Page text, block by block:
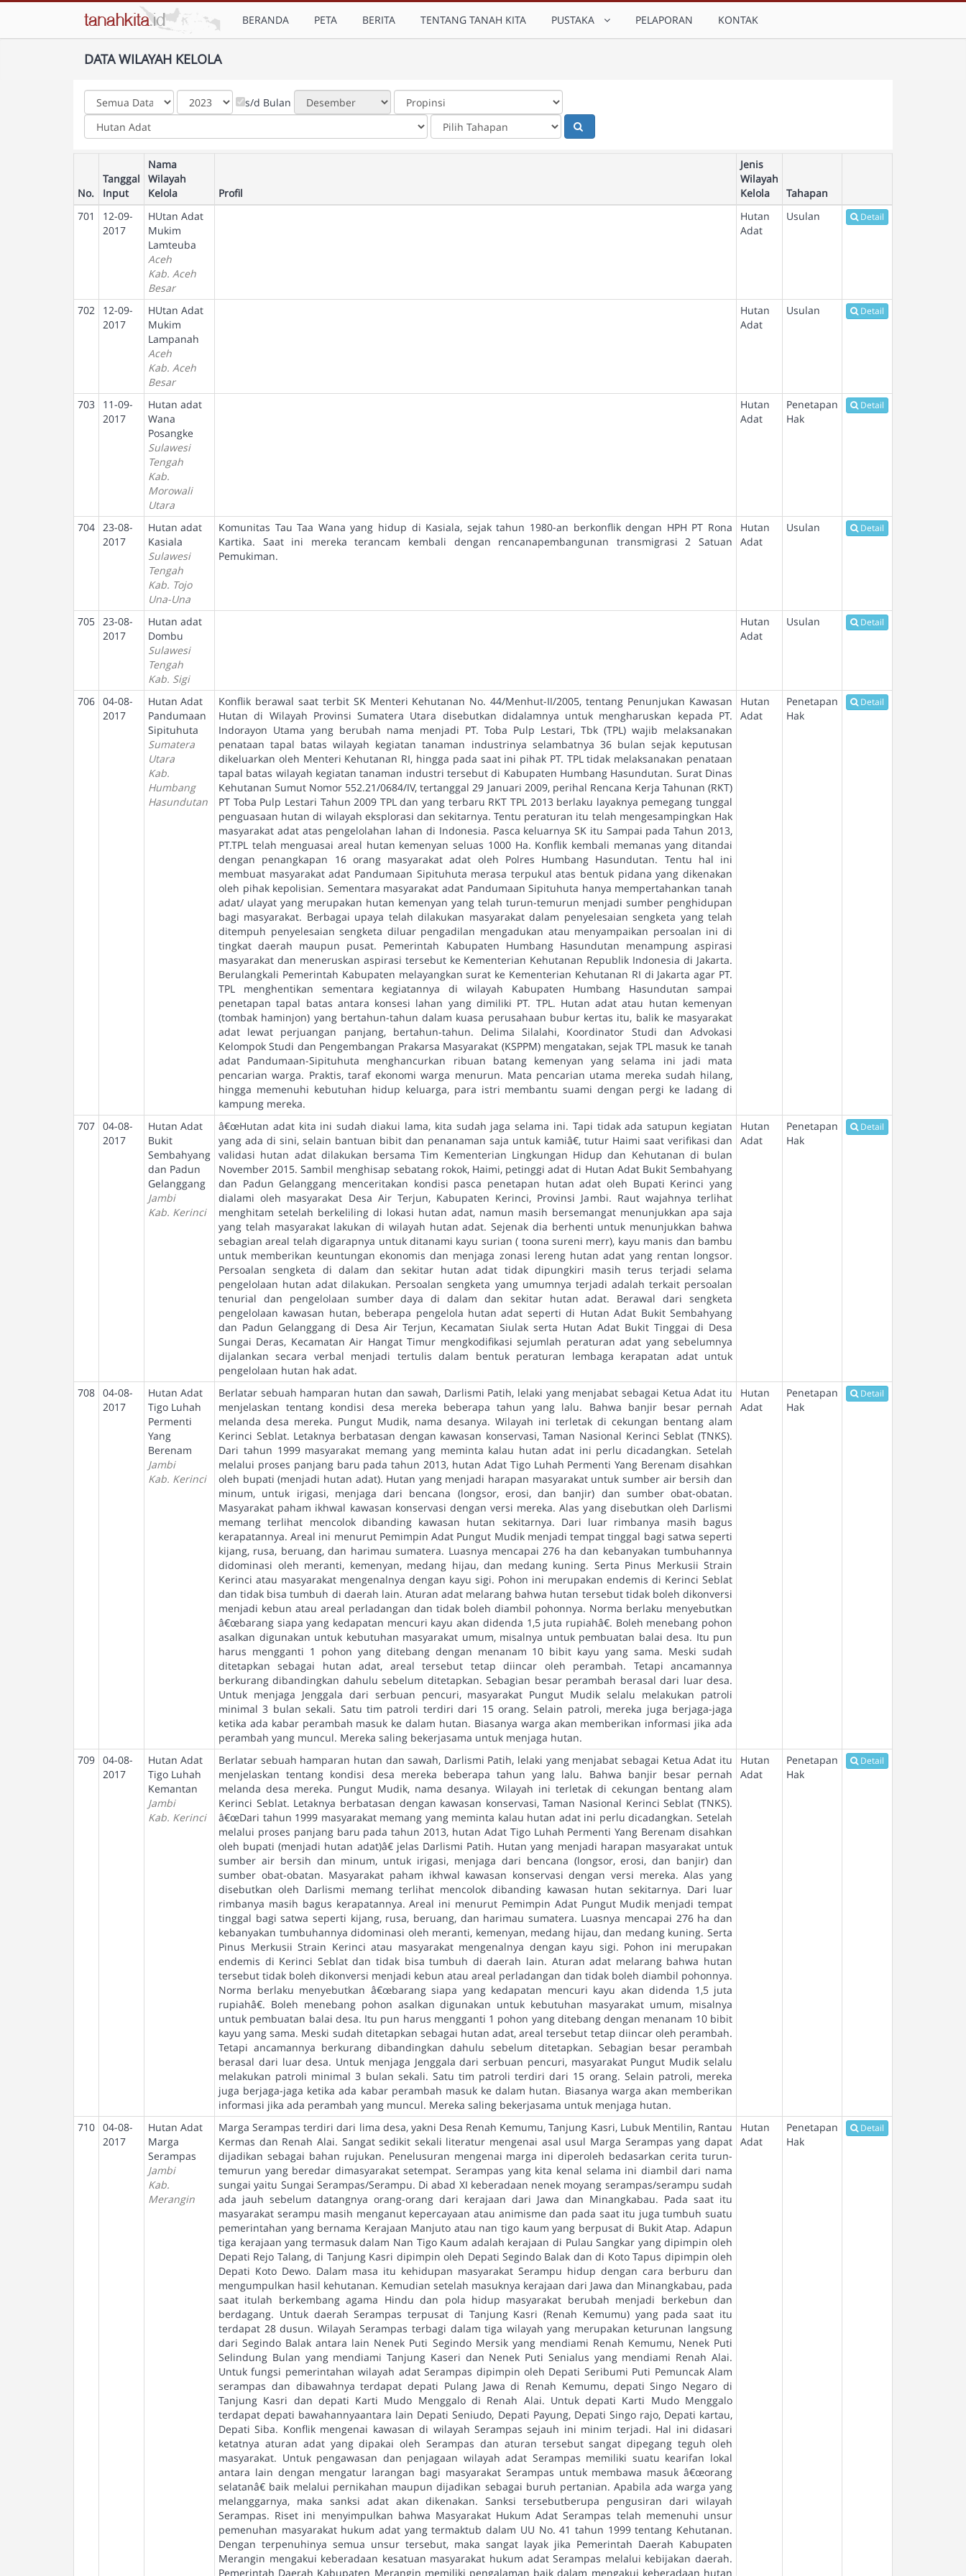
BERANDA PETA BERITA TENTANG TANAH KITA PUSTAKA PELAPORAN KONTAK
DATA WILAYAH KELOLA
s/d Bulan
No.
Tanggal
Input
Nama
Wilayah
Kelola
Profil
Jenis
Wilayah
Kelola
Tahapan
701
12-09-
2017
HUtan Adat
Mukim
Lamteuba
Aceh
Kab. Aceh
Besar
Hutan
Adat
Usulan Detail
702
12-09-
2017
HUtan Adat
Mukim
Lampanah
Aceh
Kab. Aceh
Besar
Hutan
Adat
Usulan Detail
703
11-09-
2017
Hutan adat
Wana
Posangke
Sulawesi
Tengah
Kab.
Morowali
Utara
Hutan
Adat
Penetapan
Hak
Detail
704 23-08-
2017
Hutan adat
Kasiala
Sulawesi
Tengah
Kab. Tojo
Una-Una
Komunitas Tau Taa Wana yang hidup di Kasiala, sejak tahun 1980-an berkonflik dengan HPH PT Rona
Kartika. Saat ini mereka terancam kembali dengan rencanapembangunan transmigrasi 2 Satuan
Pemukiman.
Hutan
Adat
Usulan Detail
705 23-08-
2017
Hutan adat
Dombu
Sulawesi
Tengah
Kab. Sigi
Hutan
Adat
Usulan Detail
706 04-08-
2017
Hutan Adat
Pandumaan
Sipituhuta
Sumatera
Utara
Kab.
Humbang
Hasundutan
Konflik berawal saat terbit SK Menteri Kehutanan No. 44/Menhut-II/2005, tentang Penunjukan Kawasan
Hutan di Wilayah Provinsi Sumatera Utara disebutkan didalamnya untuk mengharuskan kepada PT.
Indorayon Utama yang berubah nama menjadi PT. Toba Pulp Lestari, Tbk (TPL) wajib melaksanakan
penataan tapal batas wilayah kegiatan tanaman industrinya selambatnya 36 bulan sejak keputusan
dikeluarkan oleh Menteri Kehutanan RI, hingga pada saat ini pihak PT. TPL tidak melaksanakan penataan
tapal batas wilayah kegiatan tanaman industri tersebut di Kabupaten Humbang Hasundutan. Surat Dinas
Kehutanan Sumut Nomor 552.21/0684/IV, tertanggal 29 Januari 2009, perihal Rencana Kerja Tahunan (RKT)
PT Toba Pulp Lestari Tahun 2009 TPL dan yang terbaru RKT TPL 2013 berlaku layaknya pemegang tunggal
penguasaan hutan di wilayah eksplorasi dan sekitarnya. Tentu peraturan itu telah mengesampingkan Hak
masyarakat adat atas pengelolahan lahan di Indonesia. Pasca keluarnya SK itu Sampai pada Tahun 2013,
PT.TPL telah menguasai areal hutan kemenyan seluas 1000 Ha. Konflik kembali memanas yang ditandai
dengan penangkapan 16 orang masyarakat adat oleh Polres Humbang Hasundutan. Tentu hal ini
membuat masyarakat adat Pandumaan Sipituhuta merasa terpukul atas bentuk pidana yang dikenakan
oleh pihak kepolisian. Sementara masyarakat adat Pandumaan Sipituhuta hanya mempertahankan tanah
adat/ ulayat yang merupakan hutan kemenyan yang telah turun-temurun menjadi sumber penghidupan
bagi masyarakat. Berbagai upaya telah dilakukan masyarakat dalam penyelesaian sengketa yang telah
ditempuh penyelesaian sengketa diluar pengadilan mengadukan atau menyampaikan persoalan ini di
tingkat daerah maupun pusat. Pemerintah Kabupaten Humbang Hasundutan menampung aspirasi
masyarakat dan meneruskan aspirasi tersebut ke Kementerian Kehutanan Republik Indonesia di Jakarta.
Berulangkali Pemerintah Kabupaten melayangkan surat ke Kementerian Kehutanan RI di Jakarta agar PT.
TPL menghentikan sementara kegiatannya di wilayah Kabupaten Humbang Hasundutan sampai
penetapan tapal batas antara konsesi lahan yang dimiliki PT. TPL. Hutan adat atau hutan kemenyan
(tombak haminjon) yang bertahun-tahun dalam kuasa perusahaan bubur kertas itu, balik ke masyarakat
adat lewat perjuangan panjang, bertahun-tahun. Delima Silalahi, Koordinator Studi dan Advokasi
Kelompok Studi dan Pengembangan Prakarsa Masyarakat (KSPPM) mengatakan, sejak TPL masuk ke tanah
adat Pandumaan-Sipituhuta menghancurkan ribuan batang kemenyan yang selama ini jadi mata
pencarian warga. Praktis, taraf ekonomi warga menurun. Mata pencarian utama mereka sudah hilang,
hingga memenuhi kebutuhan hidup keluarga, para istri membantu suami dengan pergi ke ladang di
kampung mereka.
Hutan
Adat
Penetapan
Hak
Detail
707 04-08-
2017
Hutan Adat
Bukit
Sembahyang
dan Padun
Gelanggang
Jambi
Kab. Kerinci
â€œHutan adat kita ini sudah diakui lama, kita sudah jaga selama ini. Tapi tidak ada satupun kegiatan
yang ada di sini, selain bantuan bibit dan penanaman saja untuk kamiâ€, tutur Haimi saat verifikasi dan
validasi hutan adat dilakukan bersama Tim Kementerian Lingkungan Hidup dan Kehutanan di bulan
November 2015. Sambil menghisap sebatang rokok, Haimi, petinggi adat di Hutan Adat Bukit Sembahyang
dan Padun Gelanggang menceritakan kondisi pasca penetapan hutan adat oleh Bupati Kerinci yang
dialami oleh masyarakat Desa Air Terjun, Kabupaten Kerinci, Provinsi Jambi. Raut wajahnya terlihat
menghitam setelah berkeliling di lokasi hutan adat, namun masih bersemangat menunjukkan apa saja
yang telah masyarakat lakukan di wilayah hutan adat. Sejenak dia berhenti untuk menunjukkan bahwa
sebagian areal telah digarapnya untuk ditanami kayu surian ( toona sureni merr), kayu manis dan bambu
untuk memberikan keuntungan ekonomis dan menjaga zonasi lereng hutan adat yang rentan longsor.
Persoalan sengketa di dalam dan sekitar hutan adat tidak dipungkiri masih terus terjadi selama
pengelolaan hutan adat dilakukan. Persoalan sengketa yang umumnya terjadi adalah terkait persoalan
tenurial dan pengelolaan sumber daya di dalam dan sekitar hutan adat. Berawal dari sengketa
pengelolaan kawasan hutan, beberapa pengelola hutan adat seperti di Hutan Adat Bukit Sembahyang
dan Padun Gelanggang di Desa Air Terjun, Kecamatan Siulak serta Hutan Adat Bukit Tinggai di Desa
Sungai Deras, Kecamatan Air Hangat Timur mengkodifikasi sejumlah peraturan adat yang sebelumnya
dijalankan secara verbal menjadi tertulis dalam bentuk peraturan lembaga kerapatan adat untuk
pengelolaan hutan hak adat.
Hutan
Adat
Penetapan
Hak
Detail
708 04-08-
2017
Hutan Adat
Tigo Luhah
Permenti
Yang
Berenam
Jambi
Kab. Kerinci
Berlatar sebuah hamparan hutan dan sawah, Darlismi Patih, lelaki yang menjabat sebagai Ketua Adat itu
menjelaskan tentang kondisi desa mereka beberapa tahun yang lalu. Bahwa banjir besar pernah
melanda desa mereka. Pungut Mudik, nama desanya. Wilayah ini terletak di cekungan bentang alam
Kerinci Seblat. Letaknya berbatasan dengan kawasan konservasi, Taman Nasional Kerinci Seblat (TNKS).
Dari tahun 1999 masyarakat memang yang meminta kalau hutan adat ini perlu dicadangkan. Setelah
melalui proses panjang baru pada tahun 2013, hutan Adat Tigo Luhah Permenti Yang Berenam disahkan
oleh bupati (menjadi hutan adat). Hutan yang menjadi harapan masyarakat untuk sumber air bersih dan
minum, untuk irigasi, menjaga dari bencana (longsor, erosi, dan banjir) dan sumber obat-obatan.
Masyarakat paham ikhwal kawasan konservasi dengan versi mereka. Alas yang disebutkan oleh Darlismi
memang terlihat mencolok dibanding kawasan hutan sekitarnya. Dari luar rimbanya masih bagus
kerapatannya. Areal ini menurut Pemimpin Adat Pungut Mudik menjadi tempat tinggal bagi satwa seperti
kijang, rusa, beruang, dan harimau sumatera. Luasnya mencapai 276 ha dan kebanyakan tumbuhannya
didominasi oleh meranti, kemenyan, medang hijau, dan medang kuning. Serta Pinus Merkusii Strain
Kerinci atau masyarakat mengenalnya dengan kayu sigi. Pohon ini merupakan endemis di Kerinci Seblat
dan tidak bisa tumbuh di daerah lain. Aturan adat melarang bahwa hutan tersebut tidak boleh dikonversi
menjadi kebun atau areal perladangan dan tidak boleh diambil pohonnya. Norma berlaku menyebutkan
â€œbarang siapa yang kedapatan mencuri kayu akan didenda 1,5 juta rupiahâ€. Boleh menebang pohon
asalkan digunakan untuk kebutuhan masyarakat umum, misalnya untuk pembuatan balai desa. Itu pun
harus mengganti 1 pohon yang ditebang dengan menanam 10 bibit kayu yang sama. Meski sudah
ditetapkan sebagai hutan adat, areal tersebut tetap diincar oleh perambah. Tetapi ancamannya
berkurang dibandingkan dahulu sebelum ditetapkan. Sebagian besar perambah berasal dari luar desa.
Untuk menjaga Jenggala dari serbuan pencuri, masyarakat Pungut Mudik selalu melakukan patroli
minimal 3 bulan sekali. Satu tim patroli terdiri dari 15 orang. Selain patroli, mereka juga berjaga-jaga
ketika ada kabar perambah masuk ke dalam hutan. Biasanya warga akan memberikan informasi jika ada
perambah yang muncul. Mereka saling bekerjasama untuk menjaga hutan.
Hutan
Adat
Penetapan
Hak
Detail
709 04-08-
2017
Hutan Adat
Tigo Luhah
Kemantan
Jambi
Kab. Kerinci
Berlatar sebuah hamparan hutan dan sawah, Darlismi Patih, lelaki yang menjabat sebagai Ketua Adat itu
menjelaskan tentang kondisi desa mereka beberapa tahun yang lalu. Bahwa banjir besar pernah
melanda desa mereka. Pungut Mudik, nama desanya. Wilayah ini terletak di cekungan bentang alam
Kerinci Seblat. Letaknya berbatasan dengan kawasan konservasi, Taman Nasional Kerinci Seblat (TNKS).
â€œDari tahun 1999 masyarakat memang yang meminta kalau hutan adat ini perlu dicadangkan. Setelah
melalui proses panjang baru pada tahun 2013, hutan Adat Tigo Luhah Permenti Yang Berenam disahkan
oleh bupati (menjadi hutan adat)â€ jelas Darlismi Patih. Hutan yang menjadi harapan masyarakat untuk
sumber air bersih dan minum, untuk irigasi, menjaga dari bencana (longsor, erosi, dan banjir) dan
sumber obat-obatan. Masyarakat paham ikhwal kawasan konservasi dengan versi mereka. Alas yang
disebutkan oleh Darlismi memang terlihat mencolok dibanding kawasan hutan sekitarnya. Dari luar
rimbanya masih bagus kerapatannya. Areal ini menurut Pemimpin Adat Pungut Mudik menjadi tempat
tinggal bagi satwa seperti kijang, rusa, beruang, dan harimau sumatera. Luasnya mencapai 276 ha dan
kebanyakan tumbuhannya didominasi oleh meranti, kemenyan, medang hijau, dan medang kuning. Serta
Pinus Merkusii Strain Kerinci atau masyarakat mengenalnya dengan kayu sigi. Pohon ini merupakan
endemis di Kerinci Seblat dan tidak bisa tumbuh di daerah lain. Aturan adat melarang bahwa hutan
tersebut tidak boleh dikonversi menjadi kebun atau areal perladangan dan tidak boleh diambil pohonnya.
Norma berlaku menyebutkan â€œbarang siapa yang kedapatan mencuri kayu akan didenda 1,5 juta
rupiahâ€. Boleh menebang pohon asalkan digunakan untuk kebutuhan masyarakat umum, misalnya
untuk pembuatan balai desa. Itu pun harus mengganti 1 pohon yang ditebang dengan menanam 10 bibit
kayu yang sama. Meski sudah ditetapkan sebagai hutan adat, areal tersebut tetap diincar oleh perambah.
Tetapi ancamannya berkurang dibandingkan dahulu sebelum ditetapkan. Sebagian besar perambah
berasal dari luar desa. Untuk menjaga Jenggala dari serbuan pencuri, masyarakat Pungut Mudik selalu
melakukan patroli minimal 3 bulan sekali. Satu tim patroli terdiri dari 15 orang. Selain patroli, mereka
juga berjaga-jaga ketika ada kabar perambah masuk ke dalam hutan. Biasanya warga akan memberikan
informasi jika ada perambah yang muncul. Mereka saling bekerjasama untuk menjaga hutan.
Hutan
Adat
Penetapan
Hak
Detail
710 04-08-
2017
Hutan Adat
Marga
Serampas
Jambi
Kab.
Merangin
Marga Serampas terdiri dari lima desa, yakni Desa Renah Kemumu, Tanjung Kasri, Lubuk Mentilin, Rantau
Kermas dan Renah Alai. Sangat sedikit sekali literatur mengenai asal usul Marga Serampas yang dapat
dijadikan sebagai bahan rujukan. Penelusuran mengenai marga ini diperoleh bedasarkan cerita turun-
temurun yang beredar dimasyarakat setempat. Serampas yang kita kenal selama ini diambil dari nama
sungai yaitu Sungai Serampas/Serampu. Di abad XI keberadaan nenek moyang serampas/serampu sudah
ada jauh sebelum datangnya orang-orang dari kerajaan dari Jawa dan Minangkabau. Pada saat itu
masyarakat serampu masih menganut kepercayaan atau animisme dan pada saat itu juga tumbuh suatu
pemerintahan yang bernama Kerajaan Manjuto atau nan tigo kaum yang berpusat di Bukit Atap. Adapun
tiga kerajaan yang termasuk dalam Nan Tigo Kaum adalah kerajaan di Pulau Sangkar yang dipimpin oleh
Depati Rejo Talang, di Tanjung Kasri dipimpin oleh Depati Segindo Balak dan di Koto Tapus dipimpin oleh
Depati Koto Dewo. Dalam masa itu kehidupan masyarakat Serampu hidup dengan cara berburu dan
mengumpulkan hasil kehutanan. Kemudian setelah masuknya kerajaan dari Jawa dan Minangkabau, pada
saat itulah berkembang agama Hindu dan pola hidup masyarakat berubah menjadi berkebun dan
berdagang. Untuk daerah Serampas terpusat di Tanjung Kasri (Renah Kemumu) yang pada saat itu
terdapat 28 dusun. Wilayah Serampas terbagi dalam tiga wilayah yang merupakan keturunan langsung
dari Segindo Balak antara lain Nenek Puti Segindo Mersik yang mendiami Renah Kemumu, Nenek Puti
Selindung Bulan yang mendiami Tanjung Kaseri dan Nenek Puti Senialus yang mendiami Renah Alai.
Untuk fungsi pemerintahan wilayah adat Serampas dipimpin oleh Depati Seribumi Puti Pemuncak Alam
serampas dan dibawahnya terdapat depati Pulang Jawa di Renah Kemumu, depati Singo Negaro di
Tanjung Kasri dan depati Karti Mudo Menggalo di Renah Alai. Untuk depati Karti Mudo Menggalo
terdapat depati bawahannyaantara lain Depati Seniudo, Depati Payung, Depati Singo rajo, Depati kartau,
Depati Siba. Konflik mengenai kawasan di wilayah Serampas sejauh ini minim terjadi. Hal ini didasari
ketatnya aturan adat yang dipakai oleh Serampas dan aturan tersebut sangat dipegang teguh oleh
masyarakat. Untuk pengawasan dan penjagaan wilayah adat Serampas memiliki suatu kearifan lokal
antara lain dengan mengatur larangan bagi masyarakat Serampas untuk membawa masuk â€œorang
selatanâ€ baik melalui pernikahan maupun dijadikan sebagai buruh pertanian. Apabila ada warga yang
melanggarnya, maka sanksi adat akan dikenakan. Sanksi tersebutberupa pengusiran dari wilayah
Serampas. Riset ini menyimpulkan bahwa Masyarakat Hukum Adat Serampas telah memenuhi unsur
pemenuhan masyarakat hukum adat yang termaktub dalam UU No. 41 tahun 1999 tentang Kehutanan.
Dengan terpenuhinya semua unsur tersebut, maka sangat layak jika Pemerintah Daerah Kabupaten
Merangin mengakui keberadaan kesatuan masyarakat hukum adat Serampas melalui kebijakan daerah.
Pemerintah Daerah Kabupaten Merangin memiliki pengalaman baik dalam mengakui keberadaan hutan
Hutan
Adat
Penetapan
Hak
Detail